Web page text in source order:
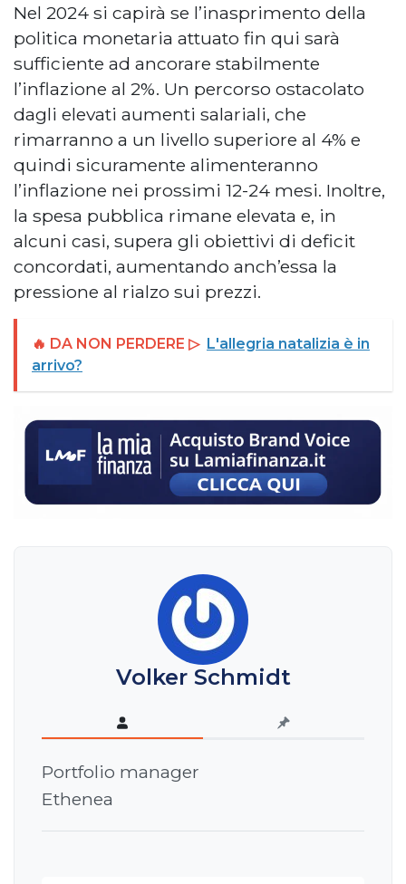
Nel 2024 si capirà se l’inasprimento della
politica monetaria attuato fin qui sarà
sufficiente ad ancorare stabilmente
l’inflazione al 2%. Un percorso ostacolato
dagli elevati aumenti salariali, che
rimarranno a un livello superiore al 4% e
quindi sicuramente alimenteranno
l’inflazione nei prossimi 12-24 mesi. Inoltre,
la spesa pubblica rimane elevata e, in
alcuni casi, supera gli obiettivi di deficit
concordati, aumentando anch’essa la
pressione al rialzo sui prezzi.
🔥 DA NON PERDERE ▷ L'allegria natalizia è in
arrivo?
Volker Schmidt
Portfolio manager
Ethenea